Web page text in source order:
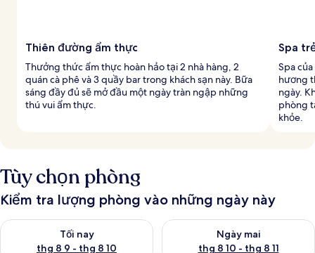
Thiên đường ẩm thực
Thưởng thức ẩm thực hoàn hảo tại 2 nhà hàng, 2
quán cà phê và 3 quầy bar trong khách sạn này. Bữa
sáng đầy đủ sẽ mở đầu một ngày tràn ngập những
thú vui ẩm thực.
Spa
Spa
hương
ngày.
phòng
khỏe.
Tùy chọn phòng
Kiểm tra lượng phòng vào những ngày này
Tối nay
thg 8 9 - thg 8 10
Kiểm tra lượng phòng tối nay từ thg 8 9 - thg 8 10
Ngày mai
thg 8 10 - thg 8 11
Kiểm tra lượng phòng ngày